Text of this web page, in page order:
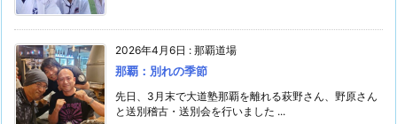
2026年4月6日 : 那覇道場
那覇：別れの季節
先日、3月末で大道塾那覇を離れる萩野さん、野原さん
と送別稽古・送別会を行いました ...